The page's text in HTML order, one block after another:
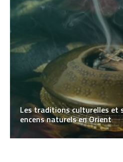
Les traditions culturelles et
encens naturels en Orient